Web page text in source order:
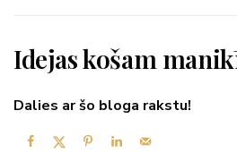
Idejas košam
Dalies ar šo bloga rakstu!